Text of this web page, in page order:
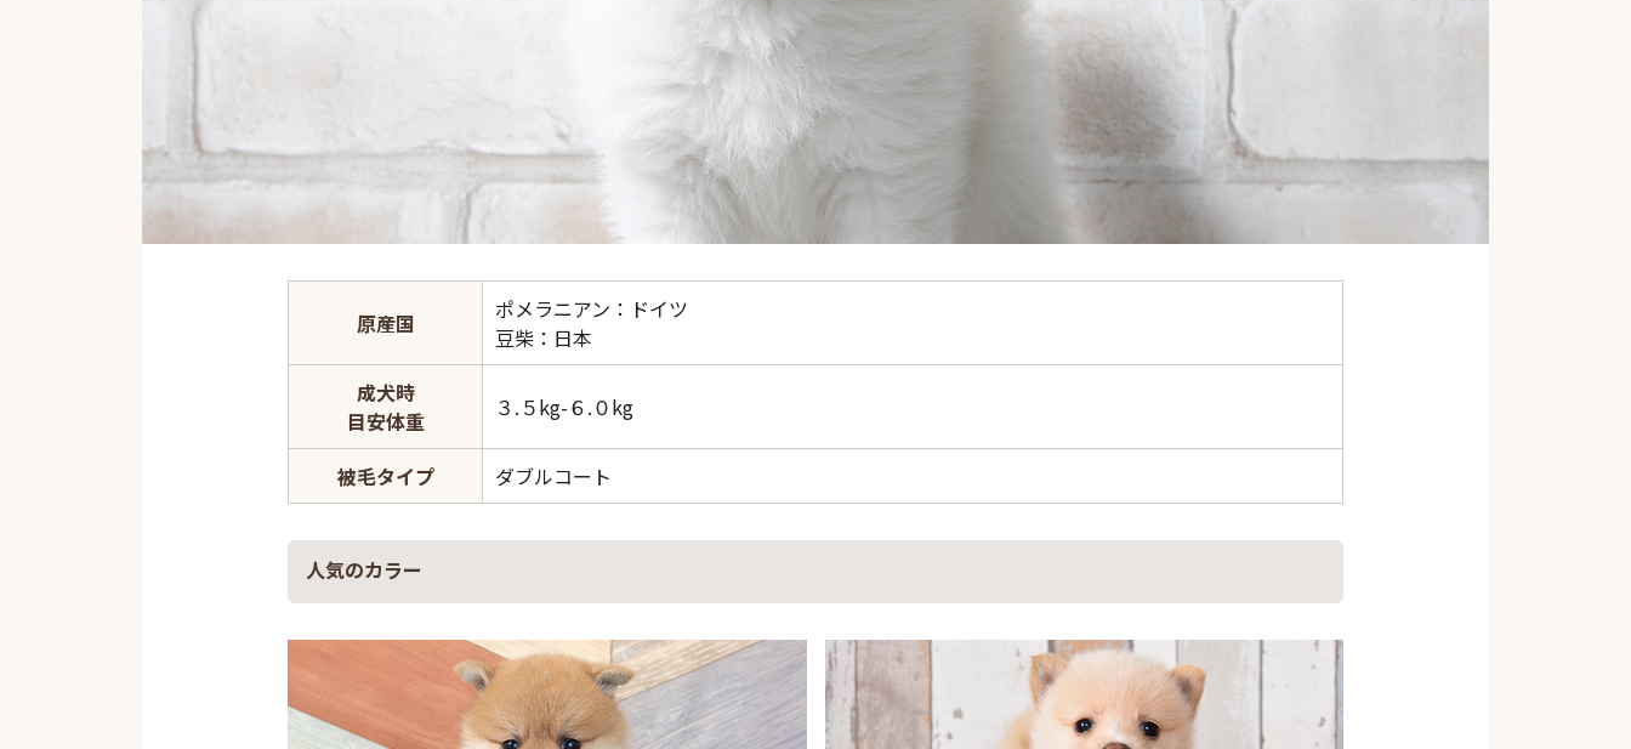
原産国
ポメラニアン：ドイツ
豆柴：日本
成犬時
目安体重
３.５kg-６.０kg
被毛タイプ ダブルコート
人気のカラー